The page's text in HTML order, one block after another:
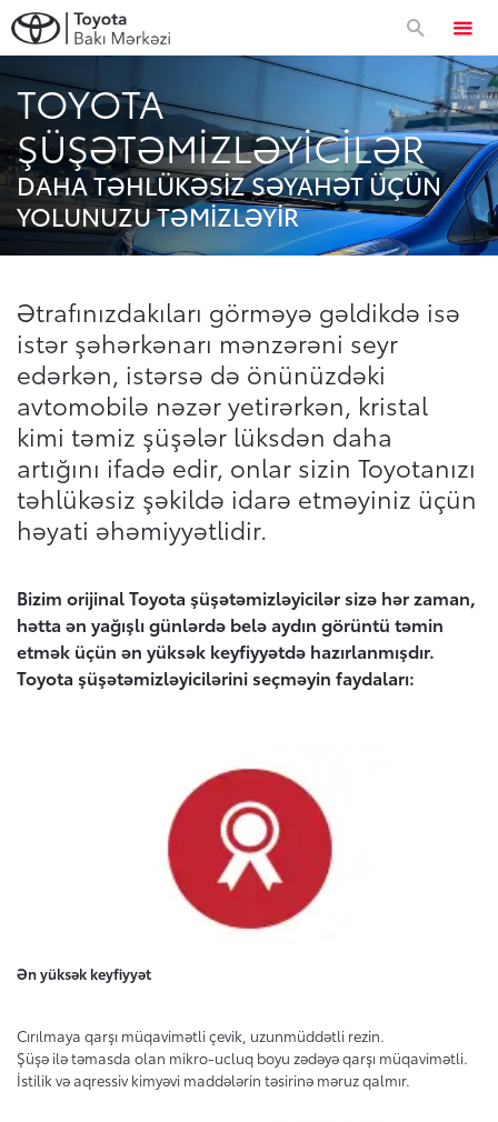
Avtomobillər
Approved Used
Toyota Sahibləri
Servis və zəmanət
Xüsusi servis kampaniyası
Toyota Kasko
Zəmanət
Ehtiyat hissələri və aksesuarlar
Orijinal ehtiyat hissələri
Saxta ehtiyat hissələri
Xüsusi təkliflər
Korporativ təklif
Korporativ təklif
Toyota dünyası
Aktiv Təhlükəsizlik Sistemi
(Toyota Safety Sense)
Xəbərlər, Hekayələr və Tədbirlər
Broşur sifariş etmək
Test-drayva yazıl
Bizimlə əlaqə
TOYOTA
ŞÜŞƏTƏMIZLƏYICILƏR
DAHA TƏHLÜKƏSIZ SƏYAHƏT ÜÇÜN
YOLUNUZU TƏMIZLƏYIR
Ətrafınızdakıları görməyə gəldikdə isə
istər şəhərkənarı mənzərəni seyr
edərkən, istərsə də önünüzdəki
avtomobilə nəzər yetirərkən, kristal
kimi təmiz şüşələr lüksdən daha
artığını ifadə edir, onlar sizin Toyotanızı
təhlükəsiz şəkildə idarə etməyiniz üçün
həyati əhəmiyyətlidir.
Bizim orijinal Toyota şüşətəmizləyicilər sizə hər zaman,
hətta ən yağışlı günlərdə belə aydın görüntü təmin
etmək üçün ən yüksək keyfiyyətdə hazırlanmışdır.
Toyota şüşətəmizləyicilərini seçməyin faydaları:
Ən yüksək keyfiyyət
Cırılmaya qarşı müqavimətli çevik, uzunmüddətli rezin.
Şüşə ilə təmasda olan mikro-ucluq boyu zədəyə qarşı müqavimətli.
İstilik və aqressiv kimyəvi maddələrin təsirinə məruz qalmır.